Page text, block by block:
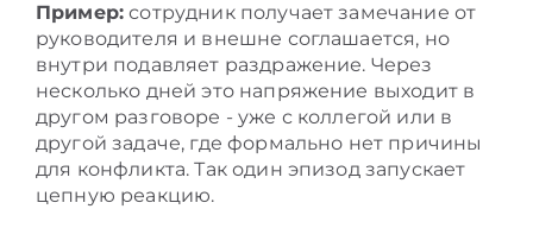
Пример: сотрудник получает замечание от
руководителя и внешне соглашается, но
внутри подавляет раздражение. Через
несколько дней это напряжение выходит в
другом разговоре - уже с коллегой или в
другой задаче, где формально нет причины
для конфликта. Так один эпизод запускает
цепную реакцию.